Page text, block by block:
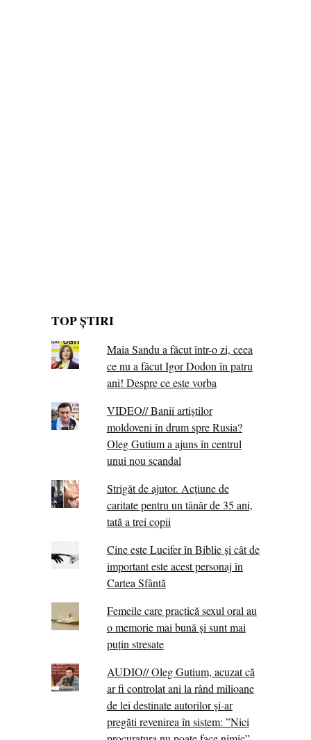
TOP ȘTIRI
Maia Sandu a făcut într-o zi, ceea
ce nu a făcut Igor Dodon în patru
ani! Despre ce este vorba
VIDEO// Banii artiștilor
moldoveni în drum spre Rusia?
Oleg Gutium a ajuns în centrul
unui nou scandal
Strigăt de ajutor. Acțiune de
caritate pentru un tânăr de 35 ani,
tată a trei copii
Cine este Lucifer în Biblie și cât de
important este acest personaj în
Cartea Sfântă
Femeile care practică sexul oral au
o memorie mai bună și sunt mai
puțin stresate
AUDIO// Oleg Gutium, acuzat că
ar fi controlat ani la rând milioane
de lei destinate autorilor și-ar
pregăti revenirea în sistem: ”Nici